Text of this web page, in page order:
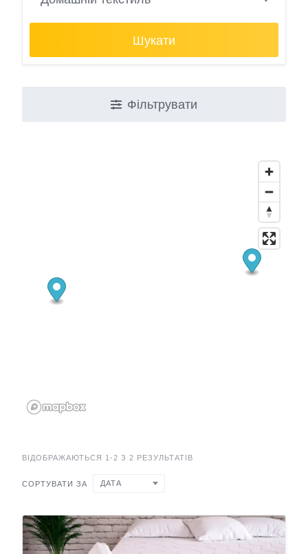
Шукати
Фільтрувати
ВІДОБРАЖАЮТЬСЯ 1-2 З 2 РЕЗУЛЬТАТІВ
СОРТУВАТИ ЗА ДАТА